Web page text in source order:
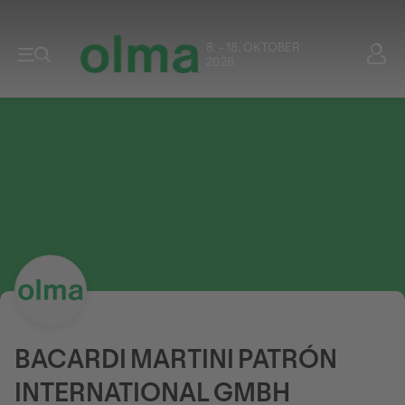
8. - 18. OKTOBER
BACARDI MARTINI PATRÓN
INTERNATIONAL GMBH